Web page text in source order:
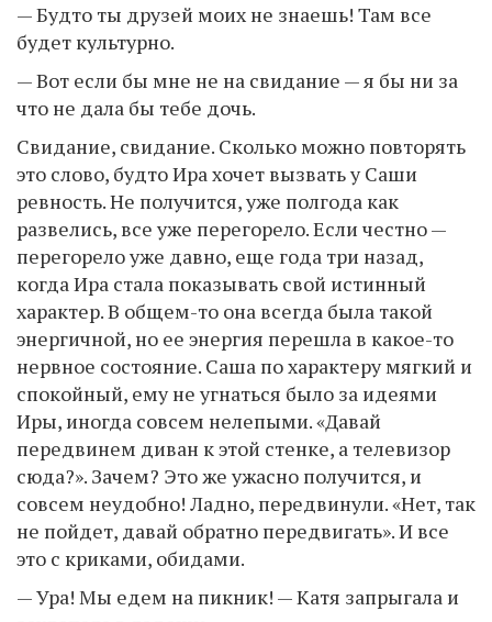
— Будто ты друзей моих не знаешь! Там все
будет культурно.
— Вот если бы мне не на свидание — я бы ни за
что не дала бы тебе дочь.
Свидание, свидание. Сколько можно повторять
это слово, будто Ира хочет вызвать у Саши
ревность. Не получится, уже полгода как
развелись, все уже перегорело. Если честно —
перегорело уже давно, еще года три назад,
когда Ира стала показывать свой истинный
характер. В общем-то она всегда была такой
энергичной, но ее энергия перешла в какое-то
нервное состояние. Саша по характеру мягкий и
спокойный, ему не угнаться было за идеями
Иры, иногда совсем нелепыми. «Давай
передвинем диван к этой стенке, а телевизор
сюда?». Зачем? Это же ужасно получится, и
совсем неудобно! Ладно, передвинули. «Нет, так
не пойдет, давай обратно передвигать». И все
это с криками, обидами.
— Ура! Мы едем на пикник! — Катя запрыгала и